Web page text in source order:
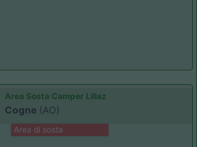
Area Sosta Camper Lillaz
Cogne (AO)
Area di sosta